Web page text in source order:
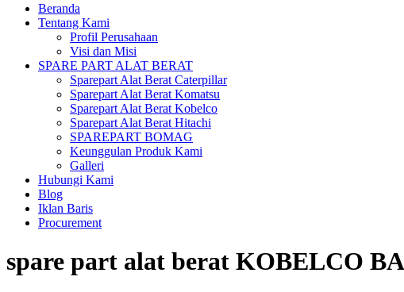
Beranda
Tentang Kami
Profil Perusahaan
Visi dan Misi
SPARE PART ALAT BERAT
Sparepart Alat Berat Caterpillar
Sparepart Alat Berat Komatsu
Sparepart Alat Berat Kobelco
Sparepart Alat Berat Hitachi
SPAREPART BOMAG
Keunggulan Produk Kami
Galleri
Hubungi Kami
Blog
Iklan Baris
Procurement
spare part alat berat KOBELCO